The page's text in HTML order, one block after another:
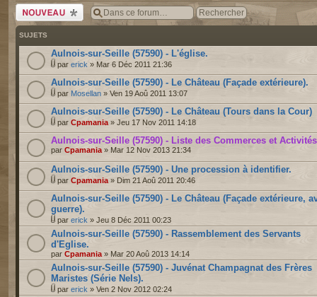
Écrire un nouveau
sujet
SUJETS
Aulnois-sur-Seille (57590) - L'église.
par erick » Mar 6 Déc 2011 21:36
Aulnois-sur-Seille (57590) - Le Château (Façade extérieure).
par Mosellan » Ven 19 Aoû 2011 13:07
Aulnois-sur-Seille (57590) - Le Château (Tours dans la Cour)
par Cpamania » Jeu 17 Nov 2011 14:18
Aulnois-sur-Seille (57590) - Liste des Commerces et
par Cpamania » Mar 12 Nov 2013 21:34
Aulnois-sur-Seille (57590) - Une procession à identifier.
par Cpamania » Dim 21 Aoû 2011 20:46
Aulnois-sur-Seille (57590) - Le Château (Façade extérieure,
guerre).
par erick » Jeu 8 Déc 2011 00:23
Aulnois-sur-Seille (57590) - Rassemblement des Servants
d'Eglise.
par Cpamania » Mar 20 Aoû 2013 14:14
Aulnois-sur-Seille (57590) - Juvénat Champagnat des Frères
Maristes (Série Nels).
par erick » Ven 2 Nov 2012 02:24